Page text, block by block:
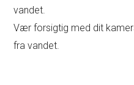
vandet.
Vær forsigtig med dit
fra vandet.